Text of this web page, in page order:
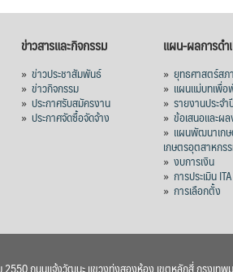
ข่าวสารและกิจกรรม
»ข่าวประชาสัมพันธ์
»ข่าวกิจกรรม
»ประกาศรับสมัครงาน
»ประกาศจัดซื้อจัดจ้าง
แผน-ผลการดำ
» ยุทธศาสตร์สภ
» แผนแม่บทเพื่
» รายงานประจำ
» ข้อเสนอและผ
» แผนพัฒนาเก
เกษตรอุตสาหกร
» งบการเงิน
» การประเมิน ITA
» การเลือกตั้ง
ถนนแจ้งวัฒนะ แขวงทุ่งสองห้อง เขตหลักสี่ กรุงเทพ